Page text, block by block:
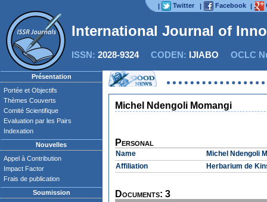
| Twitter | Facebook |
International Journal of
ISSN: 2028-9324CODEN: IJIABO OCLC
Présentation
Portée et Objectifs
Thèmes Couverts
Comité Scientifique
Evaluation par les Pairs
Indexation
Nouvelles
Appel à Contribution
Impact Factor
Frais de publication
Soumission
Michel Ndengoli Momangi
Personal
Name
Michel Ndengoli
Affiliation
Herbarium de
Documents: 3